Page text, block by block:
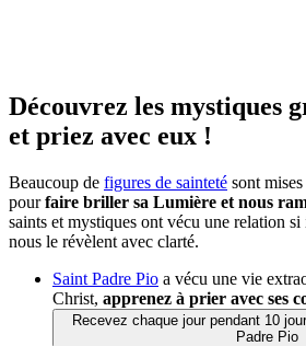
Découvrez les mystiques
et priez avec eux !
Beaucoup de figures de sainteté sont
pourfaire briller sa Lumière et nous
saints et mystiques ont vécu une relation si
nous le révèlent avec clarté.
Saint Padre Pio a vécu une vie
Christ, apprenez à prier avec ses
Recevez chaque jour pendant 10
Padre Pio